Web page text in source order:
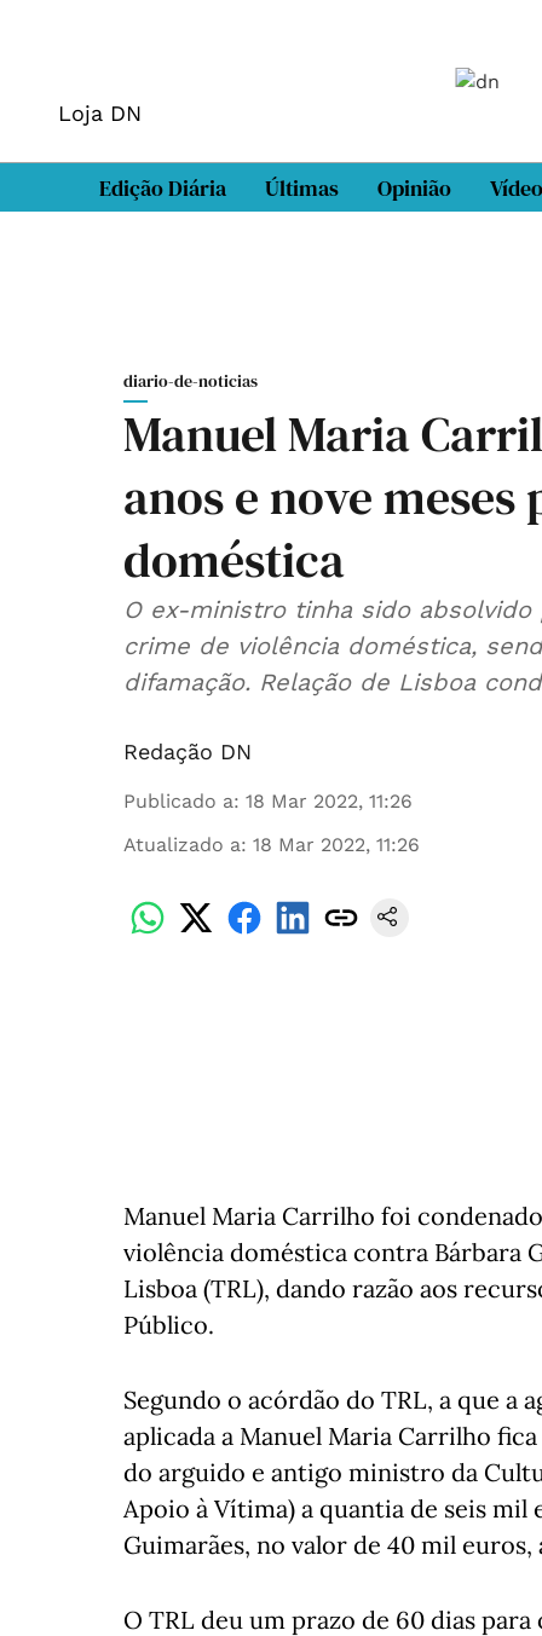
Loja DN
Edição Diária Últimas Opinião
diario-de-noticias
Manuel Maria
anos e nove
doméstica
O ex-ministro tinha sido
crime de violência doméstica,
difamação. Relação de Lisboa
Redação DN
Publicado a: 18 Mar 2022, 11:26
Atualizado a: 18 Mar 2022, 11:26
Manuel Maria Carrilho foi
violência doméstica contra Bárbara
Lisboa (TRL), dando razão aos
Público.
Segundo o acórdão do TRL, a que a
aplicada a Manuel Maria Carrilho
do arguido e antigo ministro da
Apoio à Vítima) a quantia de seis mil
Guimarães, no valor de 40 mil
O TRL deu um prazo de 60 dias